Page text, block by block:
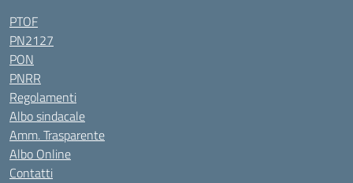
PTOF
PN2127
PON
PNRR
Regolamenti
Albo sindacale
Amm. Trasparente
Albo Online
Contatti